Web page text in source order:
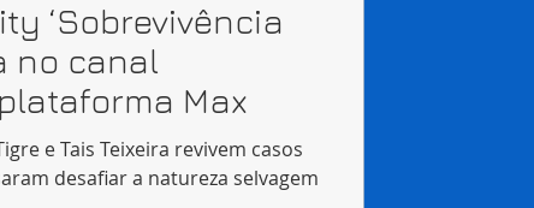
‘Sobrevivência
no canal
Max
e Tais Teixeira revivem casos
desafiar a natureza selvagem